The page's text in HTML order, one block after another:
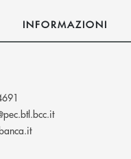
INFORMAZIONI
(si apre l’app di
(si apre l’app di